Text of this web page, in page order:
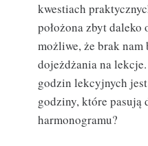
kwestiach
położona zbyt
możliwe, że brak
dojeżdżania na
godzin lekcyjnych
godziny, które pasują
harmonogramu?